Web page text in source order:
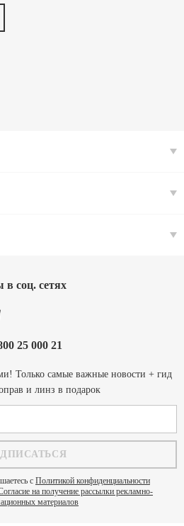
соц. cетях
25 000 21
Только самые важные новости + гид
и линз в подарок
с Политикой конфиденциальности
на получение рассылки рекламно-
материалов